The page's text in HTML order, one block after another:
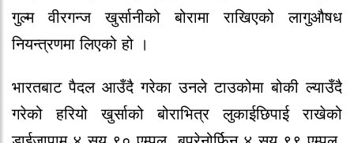
गुल्म वीरगन्ज खुर्सानीको बोरामा राखिएको लागुऔषध
नियन्त्रणमा लिएको हो ।
भारतबाट पैदल आउँदै गरेका उनले टाउकोमा बोकी ल्याउँदै
गरेको हरियो खुर्साको बोराभित्र लुकाईछिपाई राखेको